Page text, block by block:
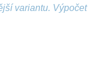
variantu. Výpočet